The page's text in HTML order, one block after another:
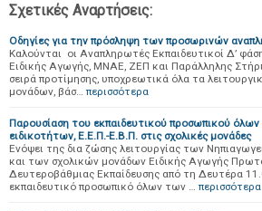
Σχετικές Αναρτήσεις:
Οδηγίες για την πρόσληψη των προσωρινών
Καλούνται οι Αναπληρωτές Εκπαιδευτικοί Δ’
Ειδικής Αγωγής, ΜΝΑΕ, ΖΕΠ και Παράλληλης
σειρά προτίμησης, υποχρεωτικά όλα τα
μονάδων, βάσ… περισσότερα
Παρουσίαση του εκπαιδευτικού προσωπικού
ειδικοτήτων, Ε.Ε.Π.-Ε.Β.Π. στις σχολικές μονάδες
Ενόψει της δια ζώσης λειτουργίας των
και των σχολικών μονάδων Ειδικής Αγωγής
Δευτεροβάθμιας Εκπαίδευσης από τη Δευτέρα
εκπαιδευτικό προσωπικό όλων των … περισσότερα